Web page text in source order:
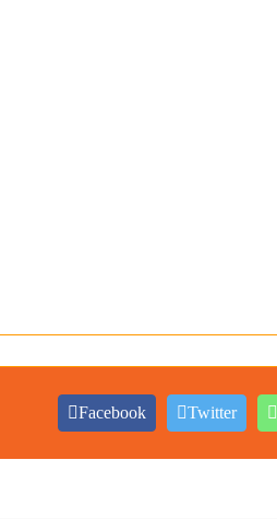
Facebook Twitter